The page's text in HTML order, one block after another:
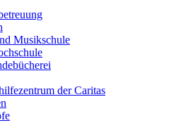
Musikschule
der Caritas